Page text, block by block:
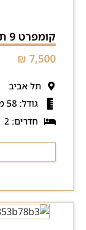
קומפרט 9 תל אביב
7,500 ₪
תל אביב
גודל: 58 מ"ר
חדרים: 2